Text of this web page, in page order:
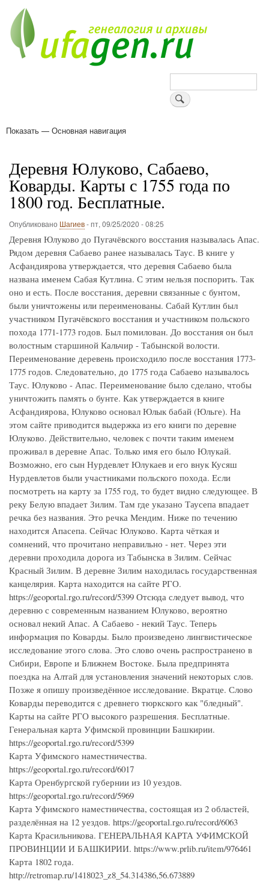
основному
содержанию
Поиск
Основная
Показать — Основная навигация
Деревня Юлуково, Сабаево,
Коварды. Карты с 1755 года по
1800 год. Бесплатные.
Опубликовано Шагиев-пт, 09/25/2020 - 08:25
Деревня Юлуково до Пугачёвского восстания называлась Апас.
Рядом деревня Сабаево ранее называлась Таус. В книге у
Асфандиярова утверждается, что деревня Сабаево была
названа именем Сабая Кутлина. С этим нельзя поспорить. Так
оно и есть. После восстания, деревни связанные с бунтом,
были уничтожены или переименованы. Сабай Кутлин был
участником Пугачёвского восстания и участником польского
похода 1771-1773 годов. Был помилован. До восстания он был
волостным старшиной Кальчир - Табынской волости.
Переименование деревень происходило после восстания 1773-
1775 годов. Следовательно, до 1775 года Сабаево называлось
Таус. Юлуково - Апас. Переименование было сделано, чтобы
уничтожить память о бунте. Как утверждается в книге
Асфандиярова, Юлуково основал Юлык бабай (Юльге). На
этом сайте приводится выдержка из его книги по деревне
Юлуково. Действительно, человек с почти таким именем
проживал в деревне Апас. Только имя его было Юлукай.
Возможно, его сын Нурдевлет Юлукаев и его внук Кусяш
Нурдевлетов были участниками польского похода. Если
посмотреть на карту за 1755 год, то будет видно следующее. В
реку Белую впадает Зилим. Там где указано Таусепа впадает
речка без названия. Это речка Мендим. Ниже по течению
находится Апасепа. Сейчас Юлуково. Карта чёткая и
сомнений, что прочитано неправильно - нет. Через эти
деревни проходила дорога из Табынска в Зилим. Сейчас
Красный Зилим. В деревне Зилим находилась государственная
канцелярия. Карта находится на сайте РГО.
https://geoportal.rgo.ru/record/5399 Отсюда следует вывод, что
деревню с современным названием Юлуково, вероятно
основал некий Апас. А Сабаево - некий Таус. Теперь
информация по Коварды. Было произведено лингвистическое
исследование этого слова. Это слово очень распространено в
Сибири, Европе и Ближнем Востоке. Была предпринята
поездка на Алтай для установления значений некоторых слов.
Позже я опишу произведённое исследование. Вкратце. Слово
Коварды переводится с древнего тюркского как "бледный".
Карты на сайте РГО высокого разрешения. Бесплатные.
Генеральная карта Уфимской провинции Башкирии.
https://geoportal.rgo.ru/record/5399
Карта Уфимского наместничества.
https://geoportal.rgo.ru/record/6017
Карта Оренбургской губернии из 10 уездов.
https://geoportal.rgo.ru/record/5969
Карта Уфимского наместничества, состоящая из 2 областей,
разделённая на 12 уездов. https://geoportal.rgo.ru/record/6063
Карта Красильникова. ГЕНЕРАЛЬНАЯ КАРТА УФИМСКОЙ
ПРОВИНЦИИ И БАШКИРИИ. https://www.prlib.ru/item/976461
Карта 1802 года.
http://retromap.ru/1418023_z8_54.314386,56.673889